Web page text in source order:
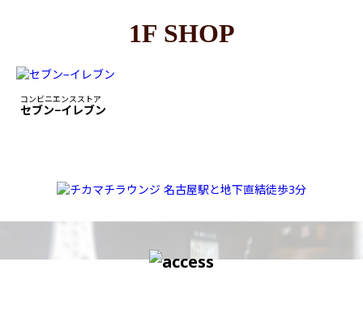
1F SHOP
コンビニエンスストア
セブン−イレブン